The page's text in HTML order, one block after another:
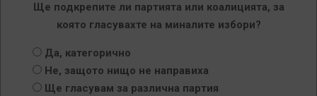
Ще подкрепите ли партията или коалицията, за
която гласувахте на миналите избори?
Да, категорично
Не, защото нищо не направиха
Ще гласувам за различна партия